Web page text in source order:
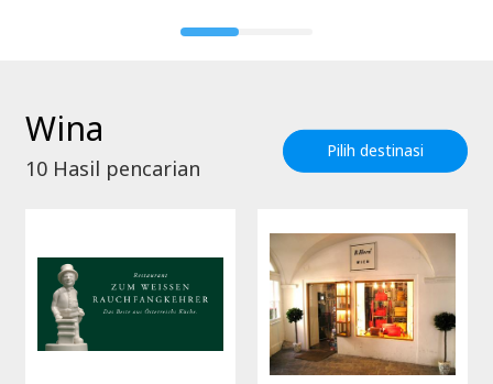
Wina
10 Hasil pencarian
Pilih destinasi